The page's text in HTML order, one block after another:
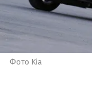
Фото Kia